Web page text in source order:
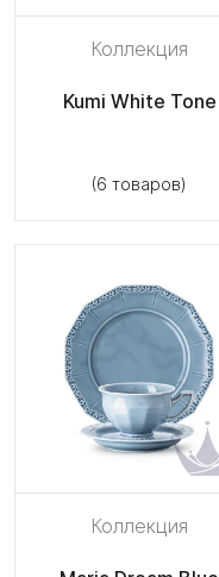
Коллекция
Kumi White Tone
(6 товаров)
Коллекция